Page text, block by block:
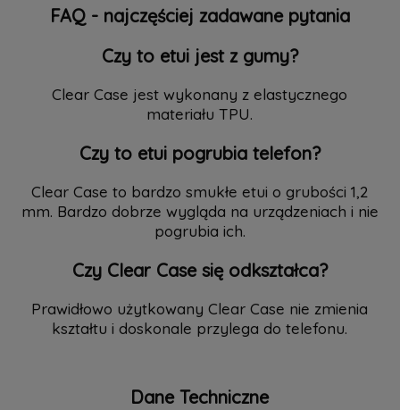
FAQ - najczęściej zadawane pytania
Czy to etui jest z gumy?
Clear Case jest wykonany z elastycznego
materiału TPU.
Czy to etui pogrubia telefon?
Clear Case to bardzo smukłe etui o grubości 1,2
mm. Bardzo dobrze wygląda na urządzeniach i nie
pogrubia ich.
Czy Clear Case się odkształca?
Prawidłowo użytkowany Clear Case nie zmienia
kształtu i doskonale przylega do telefonu.
Dane Techniczne